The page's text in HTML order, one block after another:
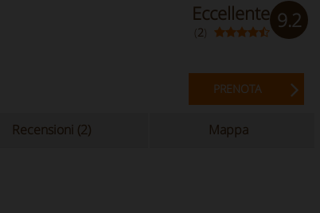
Eccellente
(2) 9.2
PRENOTA
Recensioni (2) Mappa